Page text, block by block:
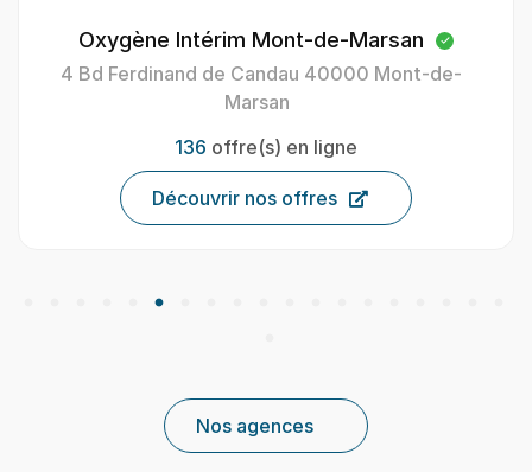
Oxygène Intérim Mont-de-Marsan
4 Bd Ferdinand de Candau 40000 Mont-de-
Marsan
136 offre(s) en ligne
Découvrir nos offres
Nos agences